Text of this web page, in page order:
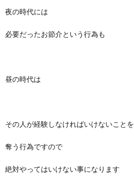
夜の時代には
必要だったお節介という行為も
昼の時代は
その人が経験しなければいけないことを
奪う行為ですので
絶対やってはいけない事になります